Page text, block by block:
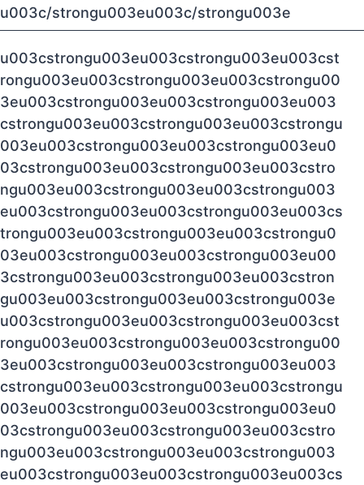
u003c/strongu003eu003c/strongu003e
u003cstrongu003eu003cstrongu003eu003cst
rongu003eu003cstrongu003eu003cstrongu00
3eu003cstrongu003eu003cstrongu003eu003
cstrongu003eu003cstrongu003eu003cstrongu
003eu003cstrongu003eu003cstrongu003eu0
03cstrongu003eu003cstrongu003eu003cstro
ngu003eu003cstrongu003eu003cstrongu003
eu003cstrongu003eu003cstrongu003eu003cs
trongu003eu003cstrongu003eu003cstrongu0
03eu003cstrongu003eu003cstrongu003eu00
3cstrongu003eu003cstrongu003eu003cstron
gu003eu003cstrongu003eu003cstrongu003e
u003cstrongu003eu003cstrongu003eu003cst
rongu003eu003cstrongu003eu003cstrongu00
3eu003cstrongu003eu003cstrongu003eu003
cstrongu003eu003cstrongu003eu003cstrongu
003eu003cstrongu003eu003cstrongu003eu0
03cstrongu003eu003cstrongu003eu003cstro
ngu003eu003cstrongu003eu003cstrongu003
eu003cstrongu003eu003cstrongu003eu003cs